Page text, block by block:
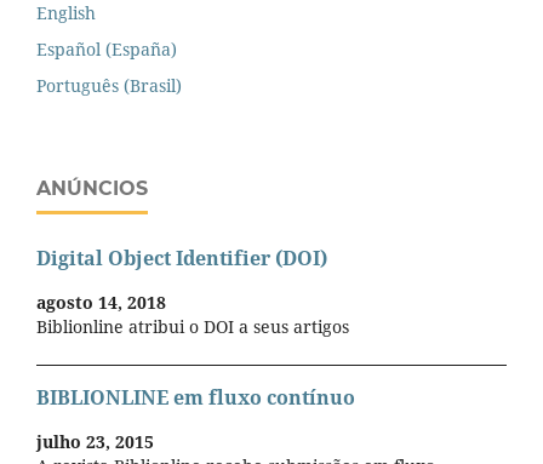
English
Español (España)
Português (Brasil)
ANÚNCIOS
Digital Object Identifier (DOI)
agosto 14, 2018
Biblionline atribui o DOI a seus artigos
BIBLIONLINE em fluxo contínuo
julho 23, 2015